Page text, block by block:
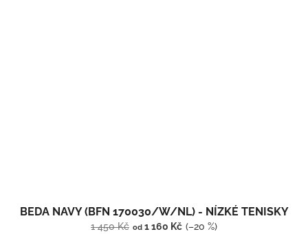
BEDA NAVY (BFN 170030/W/NL) - NÍZKÉ TENISKY
1 450 Kč od 1 160 Kč (–20 %)